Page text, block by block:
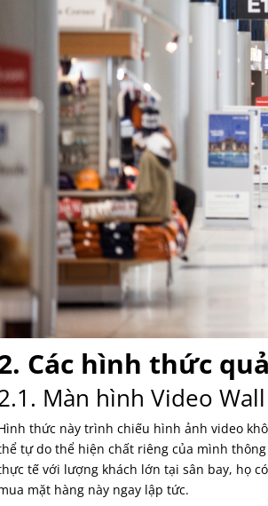
Các hình thức
Màn hình Video Wall
thức này trình chiếu hình ảnh video
tự do thể hiện chất riêng của mình
tế với lượng khách lớn tại sân bay, họ
mặt hàng này ngay lập tức.